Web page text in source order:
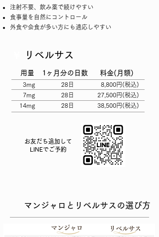
注射不要、飲み薬で続けやすい
食事量を自然にコントロール
外食や会食が多い方にも適応しやすい
リベルサス
用量 1ヶ月分の日数 料金(月額)
3mg
7mg
14mg
28日
28日
28日
8,800円(税込)
27,500円(税込)
38,500円(税込)
お友だち追加して
​LINEでご予約
マンジャロとリベルサスの選び方